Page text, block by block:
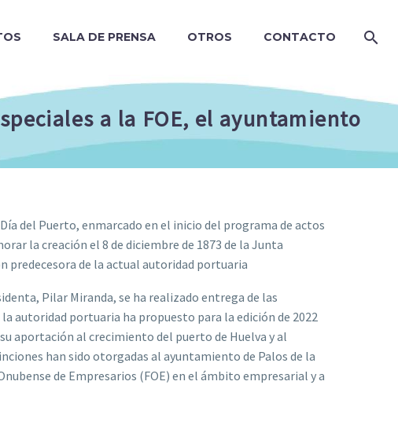
SALA DE PRENSA OTROS CONTACTO
a la FOE, el ayuntamiento
del Puerto, enmarcado en el inicio del programa de actos
la creación el 8 de diciembre de 1873 de la Junta
predecesora de la actual autoridad portuaria
Pilar Miranda, se ha realizado entrega de las
autoridad portuaria ha propuesto para la edición de 2022
aportación al crecimiento del puerto de Huelva y al
han sido otorgadas al ayuntamiento de Palos de la
de Empresarios (FOE) en el ámbito empresarial y a